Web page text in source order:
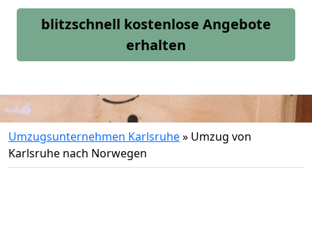
blitzschnell kostenlose Angebote
erhalten
Umzugsunternehmen Karlsruhe» Umzug von
Karlsruhe nach Norwegen